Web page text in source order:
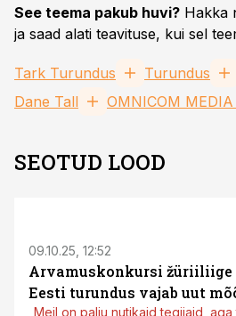
See teema pakub huvi? Hakka
ja saad alati teavituse, kui sel
Tark Turundus Turundus
Dane Tall
SEOTUD LOOD
09.10.25, 12:52
Arvamuskonkursi žüriiliige
Eesti turundus vajab uut
„Meil on palju nutikaid tegijaid,